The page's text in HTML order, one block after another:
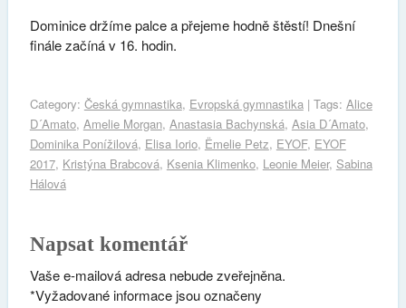
Dominice držíme palce a přejeme hodně štěstí! Dnešní
finále začíná v 16. hodin.
Category: Česká gymnastika, Evropská gymnastika| Tags: Alice
D´Amato, Amelie Morgan, Anastasia Bachynská, Asia D´Amato,
Dominika Ponížilová, Elisa Iorio, Ëmelie Petz, EYOF, EYOF
2017, Kristýna Brabcová, Ksenia Klimenko, Leonie Meier, Sabina
Hálová
Napsat komentář
Vaše e-mailová adresa nebude zveřejněna.
Vyžadované informace jsou označeny
*